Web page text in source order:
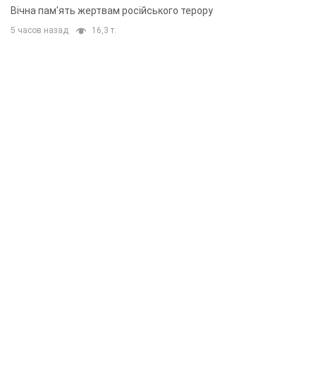
Вічна пам'ять жертвам російського терору
5 часов назад 16,3 т.